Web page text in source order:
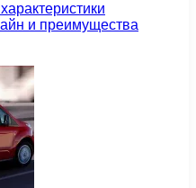
и преимущества